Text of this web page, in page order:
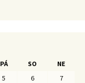
PÁ SO
NE
5 6
7